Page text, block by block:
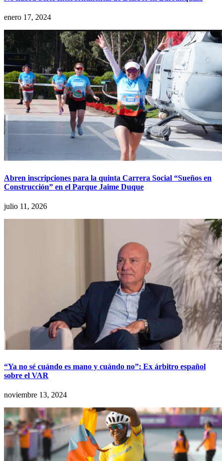
enero 17, 2024
Abren inscripciones para la quinta Carrera Social “Sueños en
Construcción” en el Parque Jaime Duque
julio 11, 2026
“Ya no sé cuándo es mano y cuándo no”: Ex árbitro español
sobre el VAR
noviembre 13, 2024